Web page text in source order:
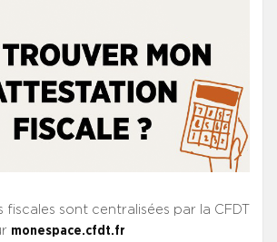
sont centralisées par la CFDT
monespace.cfdt.fr